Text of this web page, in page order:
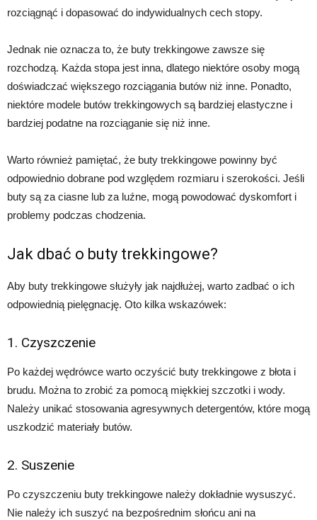
rozciągnąć i dopasować do indywidualnych cech stopy.
Jednak nie oznacza to, że buty trekkingowe zawsze się
rozchodzą. Każda stopa jest inna, dlatego niektóre osoby mogą
doświadczać większego rozciągania butów niż inne. Ponadto,
niektóre modele butów trekkingowych są bardziej elastyczne i
bardziej podatne na rozciąganie się niż inne.
Warto również pamiętać, że buty trekkingowe powinny być
odpowiednio dobrane pod względem rozmiaru i szerokości. Jeśli
buty są za ciasne lub za luźne, mogą powodować dyskomfort i
problemy podczas chodzenia.
Jak dbać o buty trekkingowe?
Aby buty trekkingowe służyły jak najdłużej, warto zadbać o ich
odpowiednią pielęgnację. Oto kilka wskazówek:
1. Czyszczenie
Po każdej wędrówce warto oczyścić buty trekkingowe z błota i
brudu. Można to zrobić za pomocą miękkiej szczotki i wody.
Należy unikać stosowania agresywnych detergentów, które mogą
uszkodzić materiały butów.
2. Suszenie
Po czyszczeniu buty trekkingowe należy dokładnie wysuszyć.
Nie należy ich suszyć na bezpośrednim słońcu ani na